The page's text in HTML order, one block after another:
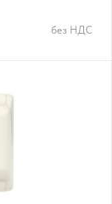
без НДС